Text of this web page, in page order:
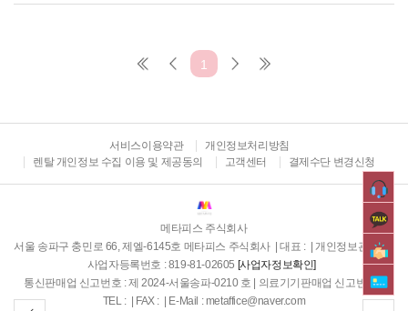
1
서비스이용약관
개인정보처리방침
렌탈 개인정보 수집 이용 및 제공동의
고객센터 결제수단 변경신청
메타피스 주식회사
서울 송파구 충민로 66, 제엘-6145호 메타피스 주식회사 | 대표 : | 개인정보관리자 :
사업자등록번호 : 819-81-02605 [사업자정보확인]
통신판매업 신고번호 : 제 2024-서울송파-0210 호 | 의료기기판매업 신고번호:
TEL : | FAX : | E-Mail : metaffice@naver.com